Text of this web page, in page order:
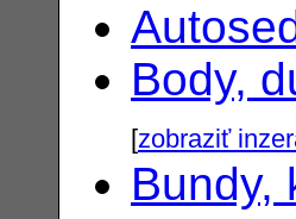
Body,
[zobraziť
Bundy,